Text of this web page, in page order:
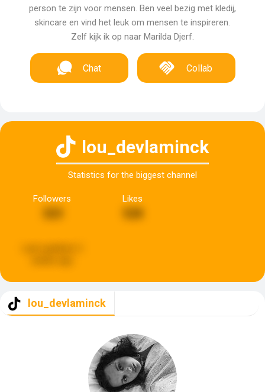
person te zijn voor mensen. Ben veel bezig met kledij,
skincare en vind het leuk om mensen te inspireren.
Zelf kijk ik op naar Marilda Djerf.
Chat Collab
lou_devlaminck
Statistics for the biggest channel
Followers Likes
528
lou_devlaminck